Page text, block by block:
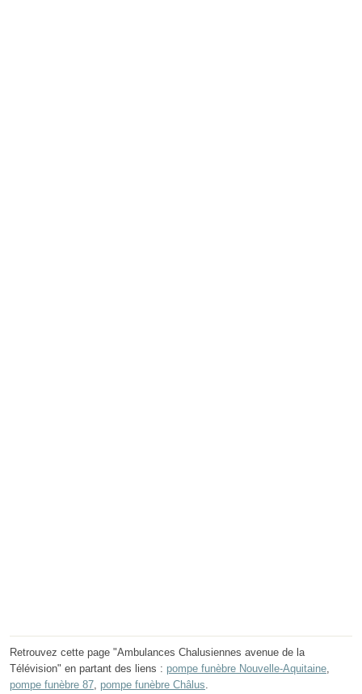
Retrouvez cette page "Ambulances Chalusiennes avenue de la
Télévision" en partant des liens : pompe funèbre Nouvelle-Aquitaine,
pompe funèbre 87, pompe funèbre Châlus.